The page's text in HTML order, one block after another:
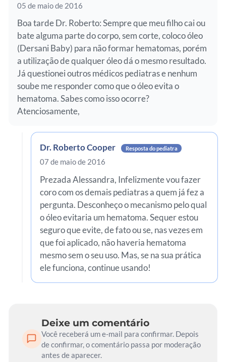
05 de maio de 2016
Boa tarde Dr. Roberto: Sempre que meu filho cai ou
bate alguma parte do corpo, sem corte, coloco óleo
(Dersani Baby) para não formar hematomas, porém
a utilização de qualquer óleo dá o mesmo resultado.
Já questionei outros médicos pediatras e nenhum
soube me responder como que o óleo evita o
hematoma. Sabes como isso ocorre?
Atenciosamente,
Dr. Roberto Cooper Resposta do pediatra
07 de maio de 2016
Prezada Alessandra, Infelizmente vou fazer
coro com os demais pediatras a quem já fez a
pergunta. Desconheço o mecanismo pelo qual
o óleo evitaria um hematoma. Sequer estou
seguro que evite, de fato ou se, nas vezes em
que foi aplicado, não haveria hematoma
mesmo sem o seu uso. Mas, se na sua prática
ele funciona, continue usando!
Deixe um comentário
Você receberá um e-mail para confirmar. Depois
de confirmar, o comentário passa por moderação
antes de aparecer.